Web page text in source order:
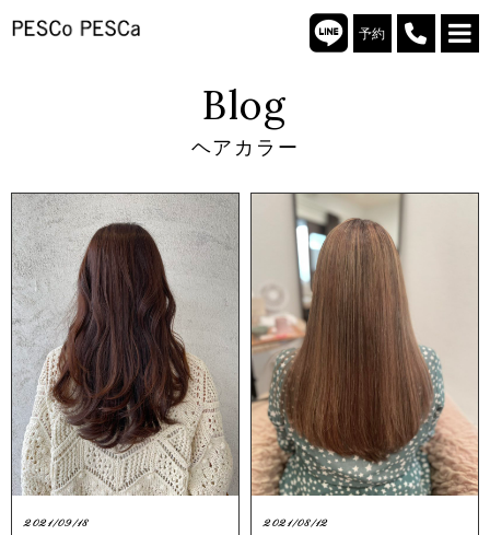
予約
Blog
ヘアカラー
2021/09/18 2021/08/12